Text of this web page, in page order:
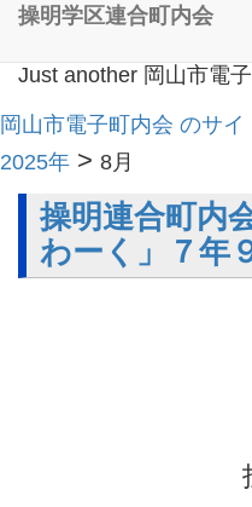
Just another 岡山市電
操明学区連合町内会
岡山市電子町内会 のサイ
2025年 > 8月
操明連合町内
わーく」７年